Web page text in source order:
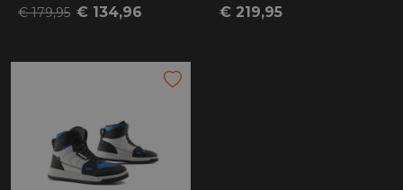
€ 179,95 € 134,96
€ 219,95